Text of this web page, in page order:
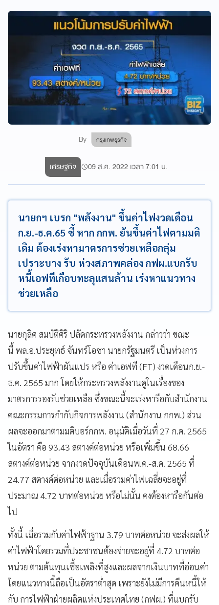
By กรุงเทพธุรกิจ
เศรษฐกิจ 09 ส.ค. 2022 เวลา 7:01 น.
นายกฯ เบรก "พลังงาน" ขึ้นค่าไฟงวดเดือน
ก.ย.-ธ.ค.65 ชี้ หาก กกพ. ยันขึ้นค่าไฟตามมติ
เดิม ต้องเร่งหามาตรการช่วยเหลือกลุ่ม
เปราะบาง รับ ห่วงสภาพคล่อง กฟผ.แบกรับ
หนี้เอฟทีเกือบทะลุแสนล้าน เร่งหาแนวทาง
ช่วยเหลือ
นายกุลิศ สมบัติศิริ ปลัดกระทรวงพลังงาน กล่าวว่า ขณะ
นี้ พล.อ.ประยุทธ์ จันทร์โอชา นายกรัฐมนตรี เป็นห่วงการ
ปรับขึ้นค่าไฟฟ้าผันแปร หรือ ค่าเอฟที (FT) งวดเดือนก.ย.-
ธ.ค. 2565 มาก โดยให้กระทรวงพลังงานดูในเรื่องของ
มาตรการรองรับช่วยเหลือ ซึ่งขณะนี้จะเร่งหารือกับสำนักงาน
คณะกรรมการกำกับกิจการพลังงาน (สำนักงาน กกพ.) ส่วน
ผลจะออกมาตามมติบอร์กกพ. อนุมัติเมื่อวันที่ 27 ก.ค. 2565
ในอัตรา คือ 93.43 สตางค์ต่อหน่วย หรือเพิ่มขึ้น 68.66
สตางค์ต่อหน่วย จากงวดปัจจุบันเดือนพ.ค.-ส.ค. 2565 ที่
24.77 สตางค์ต่อหน่วย และเมื่อรวมค่าไฟเฉลี่ยจะอยู่ที่
ประมาณ 4.72 บาทต่อหน่วย หรือไม่นั้น คงต้องหารือกันต่อ
ไป
ทั้งนี้ เมื่อรวมกับค่าไฟฟ้าฐาน 3.79 บาทต่อหน่วย จะส่งผลให้
ค่าไฟฟ้าโดยรวมที่ประชาชนต้องจ่ายจะอยู่ที่ 4.72 บาทต่อ
หน่วย ตามต้นทุนเชื้อเพลิงที่สูงและผลจากเงินบาทที่อ่อนค่า
โดยแนวทางนี้ถือเป็นอัตราต่ำสุด เพราะยังไม่มีการคืนหนี้ให้
กับ การไฟฟ้าฝ่ายผลิตแห่งประเทศไทย (กฟผ.) ที่แบกรับ